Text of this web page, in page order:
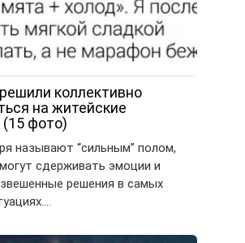
коллективно
на житейские
фото)
называют “сильным” полом,
сдерживать эмоции и
решения в самых